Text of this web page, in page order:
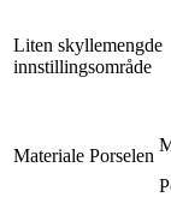
Liten skyllemengde
innstillingsområde
Materiale Porselen